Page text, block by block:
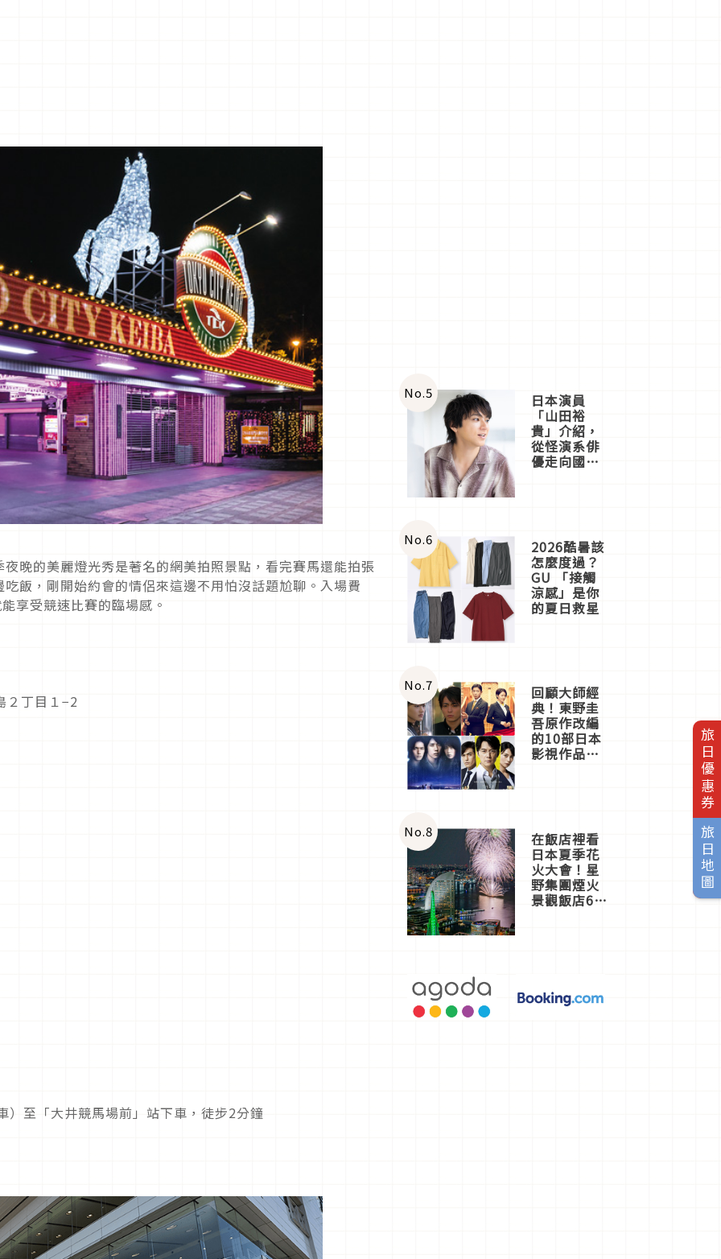
旅日優惠券
旅日地圖
晚的美麗燈光秀是著名的網美拍照景點，看完賽馬還能拍張
飯，剛開始約會的情侶來這邊不用怕沒話題尬聊。入場費
享受競速比賽的臨場感。
丁目１−2
至「大井競馬場前」站下車，徒步2分鐘
No.5 日本演員
「山田裕
貴」介紹，
從怪演系俳
優走向國民
No.6 2026酷暑該
怎麼度過？
GU 「接觸
涼感」是你
的夏日救星
No.7 回顧大師經
典！東野圭
吾原作改編
的10部日本
影視作品推
No.8 在飯店裡看
日本夏季花
火大會！星
野集團煙火
景觀飯店6